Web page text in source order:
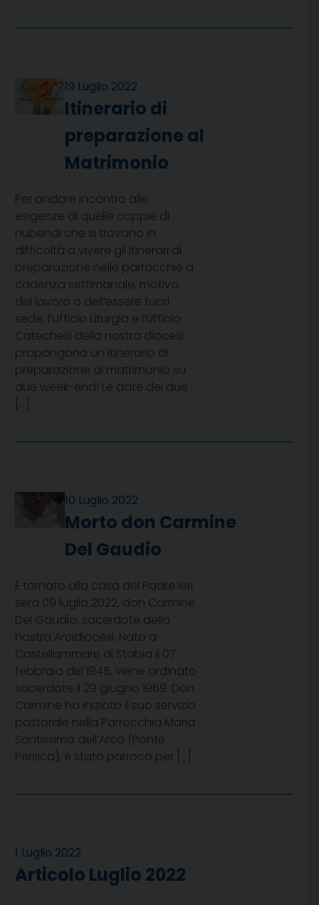
19 Luglio 2022
Itinerario di
preparazione al
Matrimonio
Per andare incontro alle
esigenze di quelle coppie di
nubendi che si trovano in
difficoltà a vivere gli itinerari di
preparazione nelle parrocchie a
cadenza settimanale, motivo
del lavoro o dell’essere fuori
sede, l’Ufficio Liturgia e l’Ufficio
Catechesi della nostra diocesi
propongono un itinerario di
preparazione al matrimonio su
due week-end! Le date dei due
[…]
10 Luglio 2022
Morto don Carmine
Del Gaudio
È tornato alla casa del Padre ieri
sera 09 luglio 2022, don Carmine
Del Gaudio, sacerdote della
nostra Arcidiocesi. Nato a
Castellammare di Stabia il 07
febbraio del 1945, viene ordinato
sacerdote il 29 giugno 1969. Don
Carmine ha iniziato il suo servizio
pastorale nella Parrocchia Maria
Santissima dell’Arco (Ponte
Persica), è stato parroco per […]
1 Luglio 2022
Articolo Luglio 2022